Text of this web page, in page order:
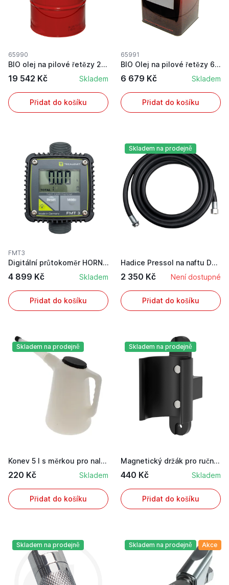
65990
BIO olej na pilové řetězy 200l
19 542 Kč Skladem
Přidat do košíku
65991
BIO Olej na pilové řetězy 60l
6 679 Kč Skladem
Přidat do košíku
FMT3
Digitální průtokoměr HORN TECALEMIT FMT 3
4 899 Kč Skladem
Přidat do košíku
Skladem na prodejně
Hadice Pressol na naftu DN19 o délce 8 m se záv...
2 350 Kč Není dostupné
Přidat do košíku
Skladem na prodejně
Konev 5 l s měrkou pro nalévání kapalin od olej...
220 Kč Skladem
Přidat do košíku
Skladem na prodejně
Magnetický držák pro ruční mazací lisy / štaufe...
440 Kč Skladem
Přidat do košíku
Skladem na prodejně Skladem na prodejně Akce